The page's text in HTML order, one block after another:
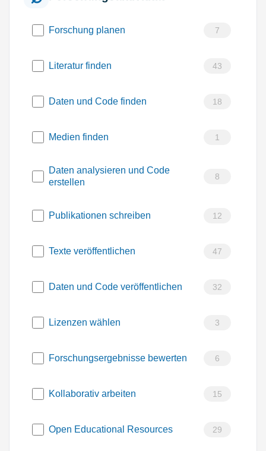
Forschung planen 7
Literatur finden 43
Daten und Code finden 18
Medien finden 1
Daten analysieren und Code
erstellen
8
Publikationen schreiben 12
Texte veröffentlichen 47
Daten und Code veröffentlichen 32
Lizenzen wählen 3
Forschungsergebnisse bewerten 6
Kollaborativ arbeiten 15
Open Educational Resources 29